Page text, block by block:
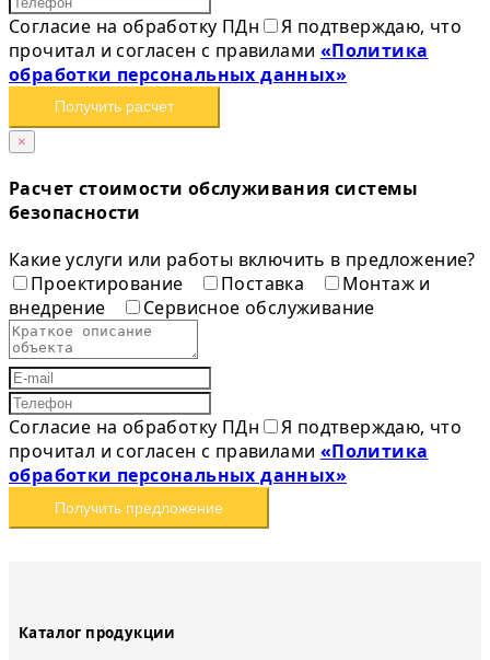
Согласие на обработку ПДн
Я подтверждаю, что
прочитал и согласен с правилами «Политика
обработки персональных данных»
Получить расчет
×
Расчет стоимости обслуживания системы
безопасности
Какие услуги или работы включить в предложение?
Проектирование
Поставка
Монтаж и
внедрение
Сервисное обслуживание
Согласие на обработку ПДн
Я подтверждаю, что
прочитал и согласен с правилами «Политика
обработки персональных данных»
Получить предложение
Каталог продукции